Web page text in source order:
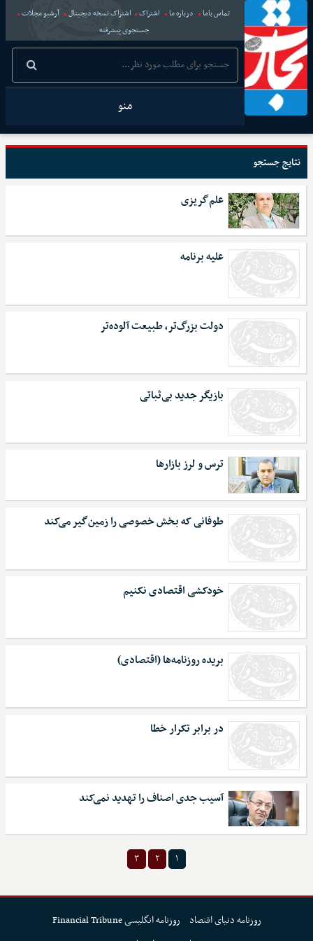
تماس باما درباره ما اشتراک اشتراک نسخه دیجیتال
آرشیو مجلات
جستجوی پیشرفته
منو
نتایج جستجو
علم‌گریزی
علیه برنامه
دولت بزرگ‌تر، طبیعت آلوده‌تر
بازیگر جدید بی‌ثباتی
ترس و لرز بازارها
طوفانی که بخش خصوصی را زمین‌گیر می‌کند
خودکشی اقتصادی نکنیم
بریده روزنامه‌ها (اقتصادی)
در برابر تکرار خطا
آسیب جدی اصناف را تهدید نمی‌کند
۱ ۲ ۳
روزنامه دنیای اقتصاد
روزنامه انگلیسی Financial Tribune